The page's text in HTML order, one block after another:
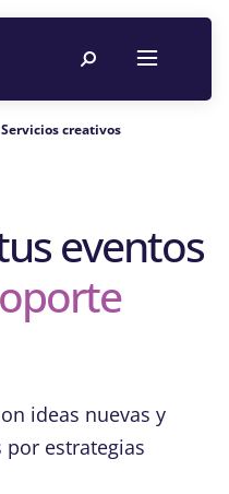
Servicios creativos
eventos
ideas nuevas y
estrategias